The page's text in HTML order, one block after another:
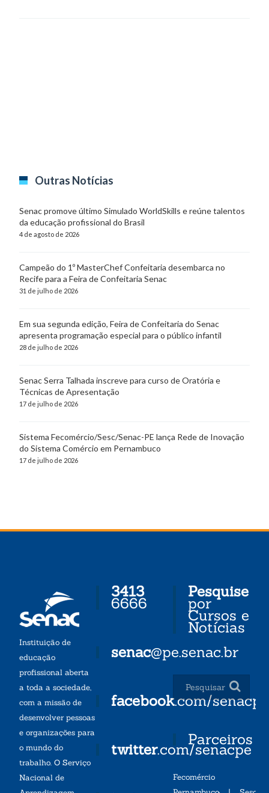
Outras Notícias
Senac promove último Simulado WorldSkills e reúne talentos
da educação profissional do Brasil
4 de agosto de 2026
Campeão do 1º MasterChef Confeitaria desembarca no
Recife para a Feira de Confeitaria Senac
31 de julho de 2026
Em sua segunda edição, Feira de Confeitaria do Senac
apresenta programação especial para o público infantil
28 de julho de 2026
Senac Serra Talhada inscreve para curso de Oratória e
Técnicas de Apresentação
17 de julho de 2026
Sistema Fecomércio/Sesc/Senac-PE lança Rede de Inovação
do Sistema Comércio em Pernambuco
17 de julho de 2026
Instituição de
educação
profissional aberta
a toda a sociedade,
com a missão de
desenvolver pessoas
e organizações para
o mundo do
trabalho. O Serviço
Nacional de
3413
6666
senac@pe.senac.br
facebook.com/senacpe
twitter.com/senacpe
Pesquise
por
Cursos e
Notícias
Parceiros
Fecomércio